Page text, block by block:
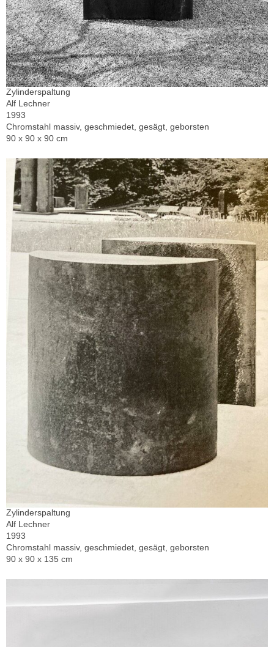
Zylinderspaltung
Alf Lechner
1993
Chromstahl massiv, geschmiedet, gesägt, geborsten
90 x 90 x 90 cm
Zylinderspaltung
Alf Lechner
1993
Chromstahl massiv, geschmiedet, gesägt, geborsten
90 x 90 x 135 cm